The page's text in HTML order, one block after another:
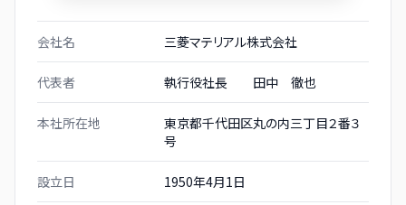
会社名 三菱マテリアル株式会社
代表者 執行役社長 田中 徹也
本社所在地
東京都千代田区丸の内三丁目２番３
号
設立日 1950年4月1日